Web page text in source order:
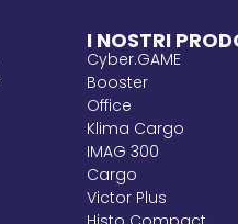
I NOSTRI
Cyber.GAME
Booster
Office
Klima Cargo
IMAG 300
Cargo
Victor Plus